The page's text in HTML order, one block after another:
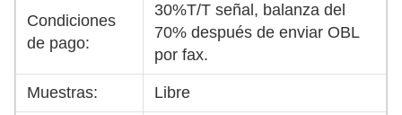
Condiciones
de pago:
30%T/T señal, balanza del
70% después de enviar OBL
por fax.
Muestras: Libre